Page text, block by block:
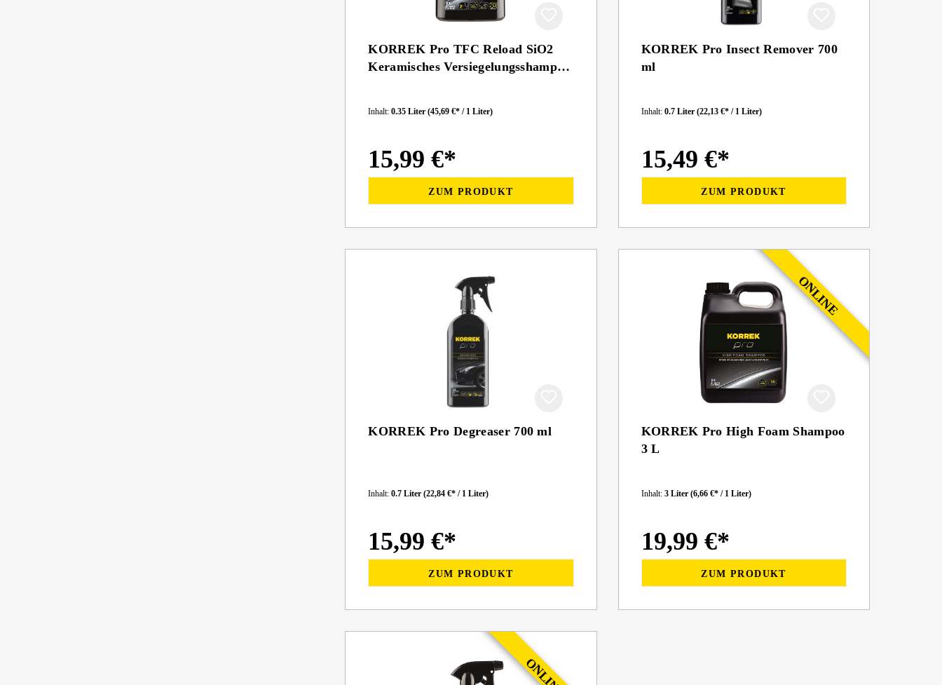
KORREK Pro TFC Reload SiO2
Keramisches Versiegelungsshampoo
Inhalt:0.35 Liter(45,69 €* / 1 Liter)
15,99 €*
ZUM PRODUKT
KORREK Pro Insect Remover 700
ml
Inhalt: 0.7 Liter (22,13 €* / 1 Liter)
15,49 €*
ZUM PRODUKT
KORREK Pro Degreaser 700 ml
Inhalt:0.7 Liter(22,84 €* / 1 Liter)
15,99 €*
ZUM PRODUKT
KORREK Pro High Foam Shampoo
3 L
Inhalt: 3 Liter (6,66 €* / 1 Liter)
19,99 €*
ZUM PRODUKT